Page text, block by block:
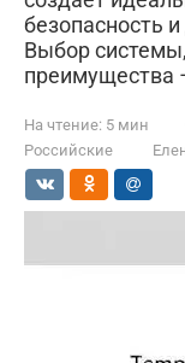
безопасность
Выбор
преимущества
На чтение: 5 мин
Российские